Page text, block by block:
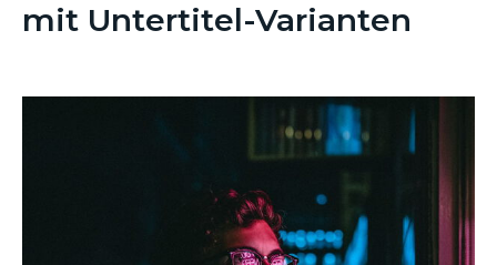
mit Untertitel-Varianten